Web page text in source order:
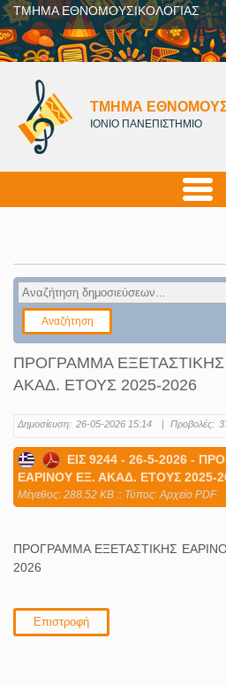
ΤΜΗΜΑ ΕΘΝΟΜΟΥΣΙΚΟΛΟΓΙΑΣ
ΤΜΗΜΑ
ΙΟΝΙΟ ΠΑΝΕΠΙΣΤΗΜΙΟ
ΠΡΟΓΡΑΜΜΑ
ΑΚΑΔ. ΕΤΟΥΣ 2025-2026
Δημοσίευση: 26-05-2026 15:14 | Προβολές:
ΕΙΣ 9244 - 26-5-2026 -
ΕΑΡΙΝΟΥ ΕΞ. ΑΚΑΔ. ΕΤΟΥΣ 2025-
Mέγεθος: 288.52 KB :: Τύπος: Αρχείο PDF
ΠΡΟΓΡΑΜΜΑ ΕΞΕΤΑΣΤΙΚΗΣ
2026
Επιστροφή